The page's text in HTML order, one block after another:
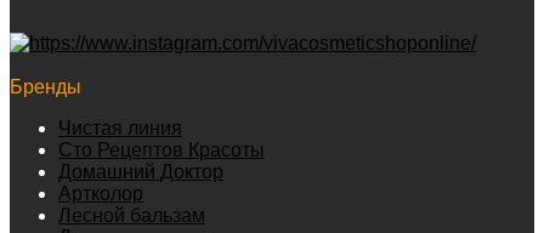
Бренды
Чистая линия
Сто Рецептов Красоты
Домашний Доктор
Артколор
Лесной бальзам